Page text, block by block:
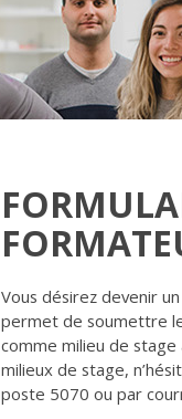
Vous désirez devenir
permet de soumettre
comme milieu de stage
milieux de stage,
poste 5070 ou par